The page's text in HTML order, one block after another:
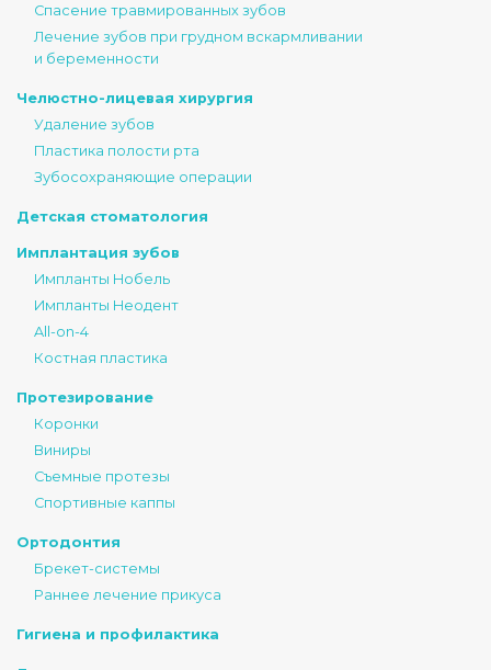
Спасение травмированных зубов
Лечение зубов при грудном вскармливании
и беременности
Челюстно-лицевая хирургия
Удаление зубов
Пластика полости рта
Зубосохраняющие операции
Детская стоматология
Имплантация зубов
Импланты Нобель
Импланты Неодент
All-on-4
Костная пластика
Протезирование
Коронки
Виниры
Съемные протезы
Спортивные каппы
Ортодонтия
Брекет-системы
Раннее лечение прикуса
Гигиена и профилактика